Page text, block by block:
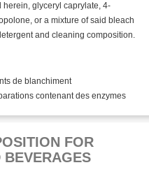
glyceryl caprylate, 4-
or a mixture of said bleach
and cleaning composition.
de blanchiment
contenant des enzymes
FOR
BEVERAGES